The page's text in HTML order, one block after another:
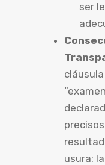
ser
usura: